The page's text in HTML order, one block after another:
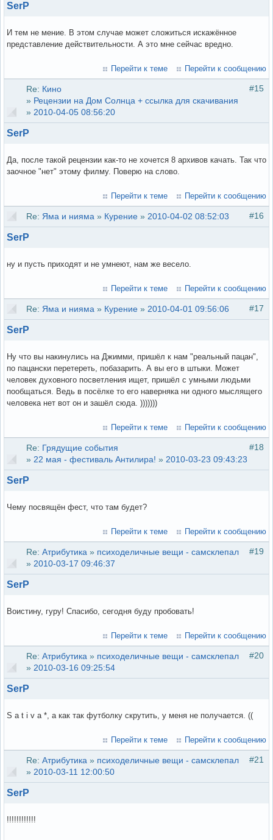
SerP
И тем не мение. В этом случае может сложиться искажённое
представление действительности. А это мне сейчас вредно.
Перейти к теме Перейти к сообщению
#15
Re: Кино
» Рецензии на Дом Солнца + ссылка для скачивания
» 2010-04-05 08:56:20
SerP
Да, после такой рецензии как-то не хочется 8 архивов качать. Так что
заочное "нет" этому филму. Поверю на слово.
Перейти к теме Перейти к сообщению
#16
Re: Яма и нияма » Курение » 2010-04-02 08:52:03
SerP
ну и пусть приходят и не умнеют, нам же весело.
Перейти к теме Перейти к сообщению
#17
Re: Яма и нияма » Курение » 2010-04-01 09:56:06
SerP
Ну что вы накинулись на Джимми, пришёл к нам "реальный пацан",
по пацански перетереть, побазарить. А вы его в штыки. Может
человек духовного посветления ищет, пришёл с умными людьми
пообщаться. Ведь в посёлке то его наверняка ни одного мыслящего
человека нет вот он и зашёл сюда. )))))))
Перейти к теме Перейти к сообщению
#18
Re: Грядущие события
» 22 мая - фестиваль Антилира! » 2010-03-23 09:43:23
SerP
Чему посвящён фест, что там будет?
Перейти к теме Перейти к сообщению
#19
Re: Атрибутика » психоделичные вещи - самсклепал
» 2010-03-17 09:46:37
SerP
Воистину, гуру! Спасибо, сегодня буду пробовать!
Перейти к теме Перейти к сообщению
#20
Re: Атрибутика » психоделичные вещи - самсклепал
» 2010-03-16 09:25:54
SerP
S a t i v a *, а как так футболку скрутить, у меня не получается. ((
Перейти к теме Перейти к сообщению
#21
Re: Атрибутика » психоделичные вещи - самсклепал
» 2010-03-11 12:00:50
SerP
!!!!!!!!!!!!